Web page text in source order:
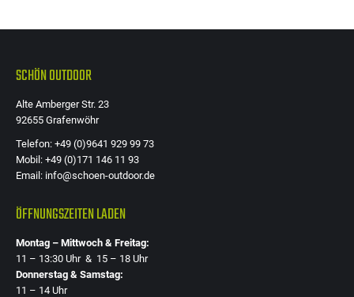
SCHÖN OUTDOOR
Alte Amberger Str. 23
92655 Grafenwöhr
Telefon: +49 (0)9641 929 99 73
Mobil: +49 (0)171 146 11 93
Email: info@schoen-outdoor.de
ÖFFNUNGSZEITEN LADEN
Montag – Mittwoch & Freitag:
11 – 13:30 Uhr & 15 – 18 Uhr
Donnerstag & Samstag:
11 – 14 Uhr